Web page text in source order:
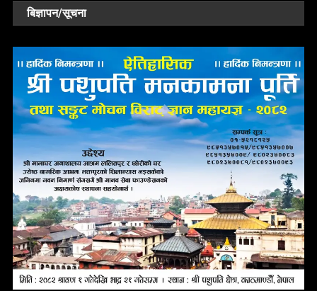
बिज्ञापन/सूचना